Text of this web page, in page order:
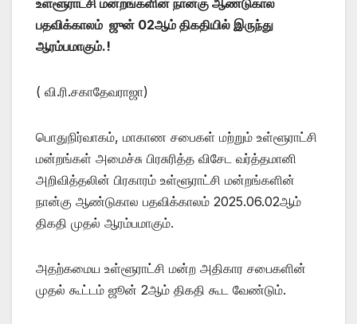
பதவிக்காலம் ஜுன் 02ஆம் திகதியில் இருந்து
ஆரம்பமாகும்.!
( வி.ரி.சகாதேவராஜா)
பொதுநிர்வாகம், மாகாண சபைகள் மற்றும் உள்ளூராட்சி
மன்றங்கள் அமைச்சு பிரசுரித்த விசேட வர்த்தமானி
அறிவித்தலின் பிரகாரம் உள்ளூராட்சி மன்றங்களின்
நான்கு ஆண்டுகால பதவிக்காலம் 2025.06.02ஆம்
திகதி முதல் ஆரம்பமாகும்.
அதற்கமைய உள்ளூராட்சி மன்ற அதிகார சபைகளின்
முதல் கூட்டம் ஜூன் 2ஆம் திகதி கூட வேண்டும்.